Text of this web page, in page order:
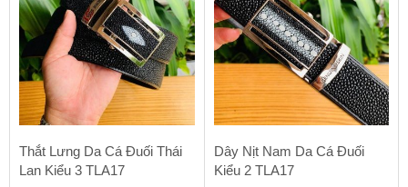
Thắt Lưng Da Cá Đuối Thái
Lan Kiểu 3 TLA17
Dây Nịt Nam Da Cá Đuối
Kiểu 2 TLA17